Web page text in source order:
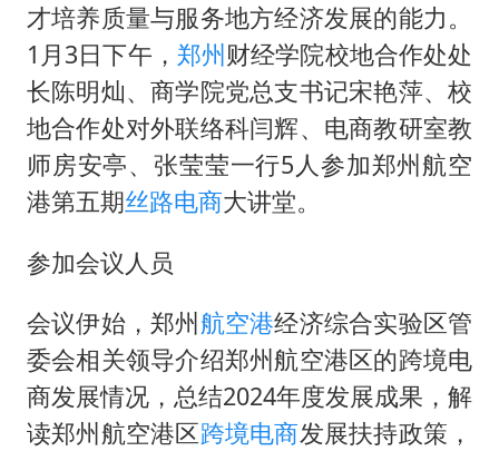
80后女柜员逆袭成4200亿银行副行长
“银行午休1.5小时”留个窗口行不行
如何把百年大党建设得更加坚强有力
曝张一鸣下死命令：不依赖AI蒸馏技术
总书记关心百姓身边这些民生大事
才培养质量与服务地方经济发展的能力。
1月3日下午， 郑州财经学院校地合作处处
长陈明灿、商学院党总支书记宋艳萍、校
地合作处对外联络科闫辉、电商教研室教
师房安亭、张莹莹一行5人参加郑州航空
港第五期丝路电商大讲堂。
参加会议人员
会议伊始，郑州航空港经济综合实验区管
委会相关领导介绍郑州航空港区的跨境电
商发展情况，总结2024年度发展成果，解
读郑州航空港区跨境电商发展扶持政策，